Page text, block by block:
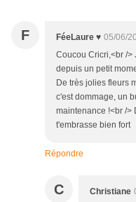
F FéeLaure ♥ 05/06/
Coucou Cricri,<br />
depuis un petit
De très jolies fleurs
c'est dommage, un
maintenance !<br />
t'embrasse bien fort
Répondre
C Christiane